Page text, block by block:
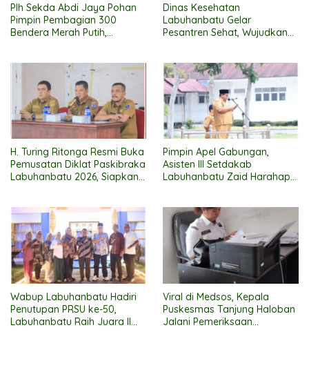
Plh Sekda Abdi Jaya Pohan
Pimpin Pembagian 300
Bendera Merah Putih,
Dinas Kesehatan
Labuhanbatu Gelar
Pesantren Sehat, Wujudkan
H. Turing Ritonga Resmi Buka
Pemusatan Diklat Paskibraka
Labuhanbatu 2026, Siapkan
Pimpin Apel Gabungan,
Asisten III Setdakab
Labuhanbatu Zaid Harahap
Pemerintahan Profesional
Wabup Labuhanbatu Hadiri
Penutupan PRSU ke-50,
Labuhanbatu Raih Juara II
Viral di Medsos, Kepala
Puskesmas Tanjung Haloban
Jalani Pemeriksaan